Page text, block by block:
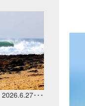
･･･